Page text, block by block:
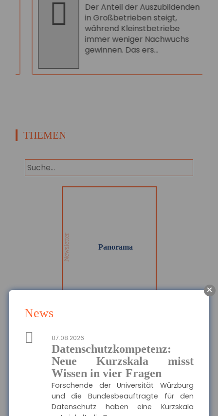
News
07.08.2026
Datenschutzkompetenz:
Neue Kurzskala misst
Wissen in vier Fragen
Forschende der Universität Würzburg
und die Bundesbeauftragte für den
Datenschutz haben eine Kurzskala
Der Anteil der Auszubildenden
in Großbetrieben steigt,
während Kleinstbetriebe
immer weniger Nachwuchs
gewinnen. Das ers...
THEMEN
Newsletter Panorama
Ausgewählte Produkte
Die Haftpflichtkasse -
Privathaftpflicht
Hier finden Sie alle
wichtigen Informationen
und Druckstücke zur
privaten
Haftpflichtversicherung
der Haftpflichtkasse.